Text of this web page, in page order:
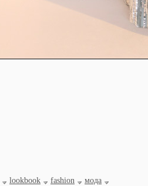
lookbook fashion мода